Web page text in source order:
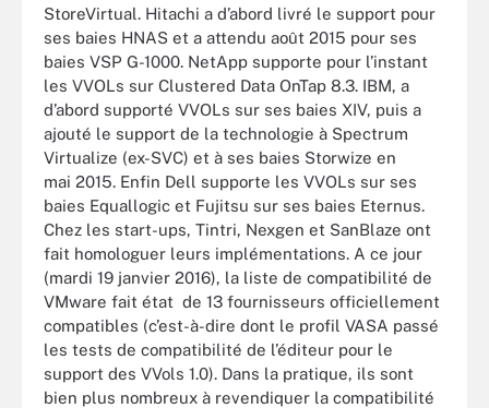
StoreVirtual. Hitachi a d’abord livré le support pour
ses baies HNAS et a attendu août 2015 pour ses
baies VSP G-1000. NetApp supporte pour l’instant
les VVOLs sur Clustered Data OnTap 8.3. IBM, a
d’abord supporté VVOLs sur ses baies XIV, puis a
ajouté le support de la technologie à Spectrum
Virtualize (ex-SVC) et à ses baies Storwize en
mai 2015. Enfin Dell supporte les VVOLs sur ses
baies Equallogic et Fujitsu sur ses baies Eternus.
Chez les start-ups, Tintri, Nexgen et SanBlaze ont
fait homologuer leurs implémentations. A ce jour
(mardi 19 janvier 2016), la liste de compatibilité de
VMware fait état de 13 fournisseurs officiellement
compatibles (c’est-à-dire dont le profil VASA passé
les tests de compatibilité de l’éditeur pour le
support des VVols 1.0). Dans la pratique, ils sont
bien plus nombreux à revendiquer la compatibilité